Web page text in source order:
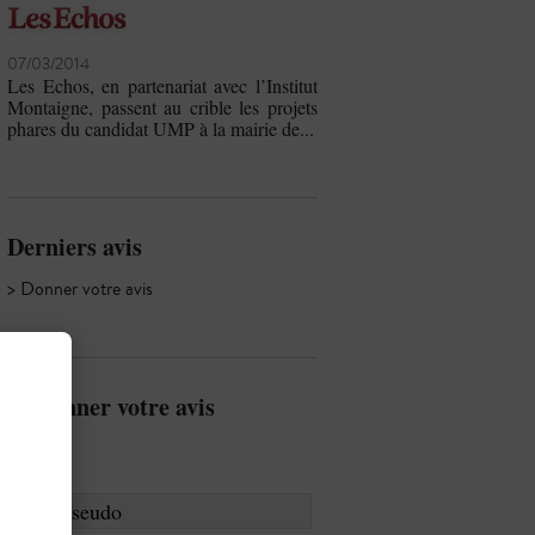
07/03/2014
Les Echos, en partenariat avec l’Institut
Montaigne, passent au crible les projets
phares du candidat UMP à la mairie de...
Derniers avis
> Donner votre avis
Donner votre avis